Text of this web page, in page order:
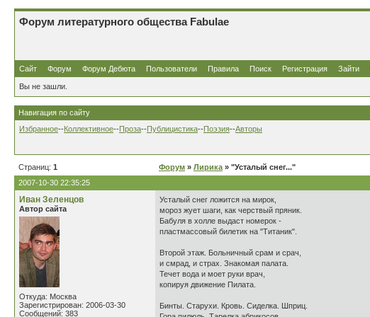
Форум литературного общества Fabulae
Сайт Форум Форум Дебюта Пользователи Правила Поиск Регистрация Зайти
Вы не зашли.
Навигация по сайту
Избранное--Коллективное--Проза--Публицистика--Поэзия--Авторы
Страниц: 1 Форум » Лирика » "Усталый снег..."
2007-10-30 22:35:25
Иван Зеленцов
Автор сайта
Откуда: Москва
Зарегистрирован: 2006-03-30
Сообщений: 383
Усталый снег ложится на мирок,
мороз жует шаги, как черствый пряник.
Бабуля в холле выдаст номерок -
пластмассовый билетик на "Титаник".
Второй этаж. Больничный срам и срач,
и смрад, и страх. Знакомая палата.
Течет вода и моет руки врач,
копируя движение Пилата.
Бинты. Старухи. Кровь. Сиделка. Шприц.